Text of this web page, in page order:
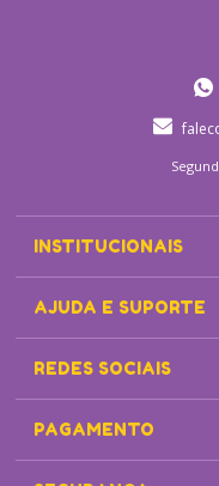
INSTITUCIONAIS
AJUDA E SUPORTE
REDES SOCIAIS
PAGAMENTO